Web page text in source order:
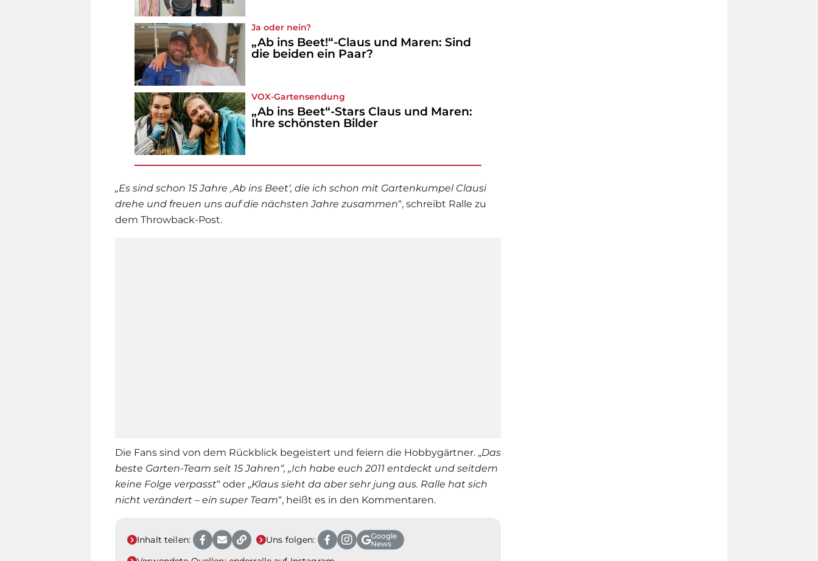
Ja oder nein?
„Ab ins Beet!“-Claus und Maren: Sind
die beiden ein Paar?
VOX-Gartensendung
„Ab ins Beet“-Stars Claus und Maren:
Ihre schönsten Bilder
„Es sind schon 15 Jahre ‚Ab ins Beet‘, die ich schon mit Gartenkumpel Clausi
drehe und freuen uns auf die nächsten Jahre zusammen“, schreibt Ralle zu
dem Throwback-Post.
Die Fans sind von dem Rückblick begeistert und feiern die Hobbygärtner. „Das
beste Garten-Team seit 15 Jahren“, „Ich habe euch 2011 entdeckt und seitdem
keine Folge verpasst“ oder „Klaus sieht da aber sehr jung aus. Ralle hat sich
nicht verändert – ein super Team“, heißt es in den Kommentaren.
Inhalt teilen: Uns folgen:
Google
News